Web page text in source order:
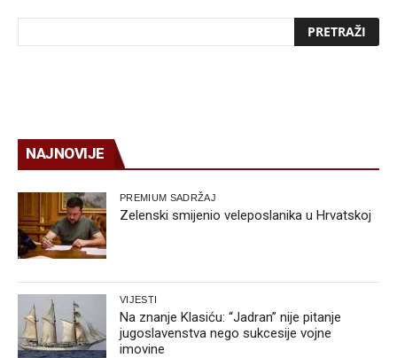
NAJNOVIJE
PREMIUM SADRŽAJ
Zelenski smijenio veleposlanika u Hrvatskoj
VIJESTI
Na znanje Klasiću: “Jadran” nije pitanje
jugoslavenstva nego sukcesije vojne
imovine